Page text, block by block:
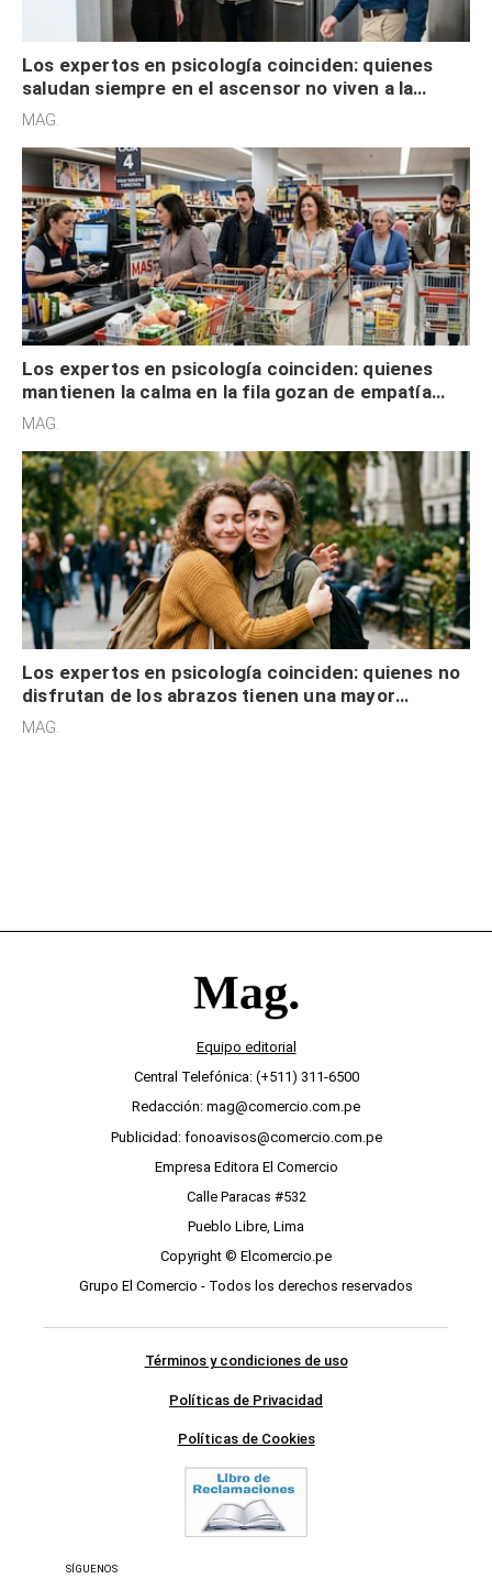
Los expertos en psicología coinciden: quienes
saludan siempre en el ascensor no viven a la
defensiva y tienen apertura social
MAG.
Los expertos en psicología coinciden: quienes
mantienen la calma en la fila gozan de empatía
cognitiva, gratitud y no solo tienen autocontrol
MAG.
Los expertos en psicología coinciden: quienes no
disfrutan de los abrazos tienen una mayor
sensibilidad a los estímulos físicos y no es por
MAG.
Equipo editorial
Central Telefónica: (+511) 311-6500
Redacción: mag@comercio.com.pe
Publicidad: fonoavisos@comercio.com.pe
Empresa Editora El Comercio
Calle Paracas #532
Pueblo Libre, Lima
Copyright © Elcomercio.pe
Grupo El Comercio - Todos los derechos reservados
Términos y condiciones de uso
Políticas de Privacidad
Políticas de Cookies
SÍGUENOS